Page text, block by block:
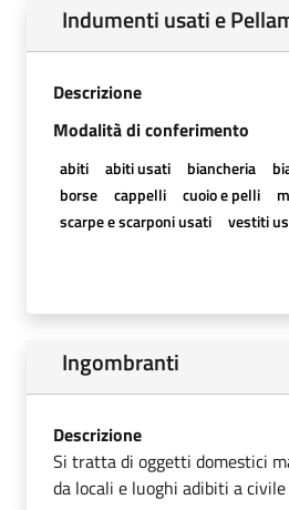
Indumenti usati e
Descrizione
Modalità di conferimento
abiti abiti usati biancheria
borse
cappelli cuoio e pelli
scarpe e scarponi usati
vestiti
Ingombranti
Descrizione
Si tratta di oggetti domestici
da locali e luoghi adibiti a